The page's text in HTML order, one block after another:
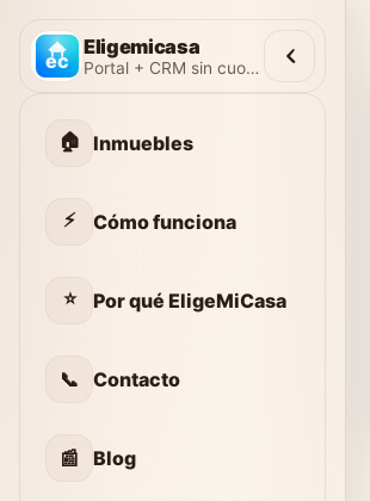
Eligemicasa
Portal + CRM sin cuotas
🏠 Inmuebles
⚡ Cómo funciona
⭐ Por qué EligeMiCasa
📞 Contacto
📰 Blog